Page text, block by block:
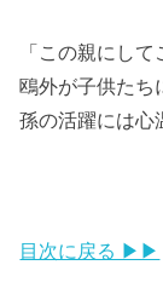
「この親にし
鴎外が子供たち
孫の活躍には心
目次に戻る ▶▶